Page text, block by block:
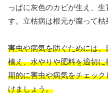
っぱに灰色のカビが生え、
す。立枯病は根元が腐って枯
害虫や病気を防ぐためには
植え、水やりや肥料を適切
期的に害虫や病気をチェッ
けましょう。